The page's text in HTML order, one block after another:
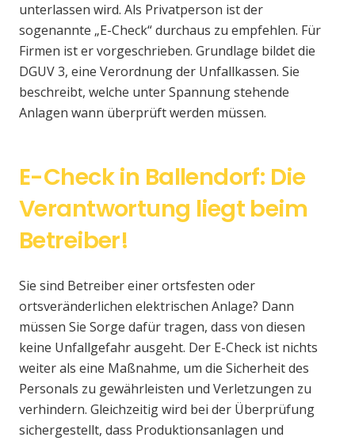
unterlassen wird. Als Privatperson ist der
sogenannte „E-Check“ durchaus zu empfehlen. Für
Firmen ist er vorgeschrieben. Grundlage bildet die
DGUV 3, eine Verordnung der Unfallkassen. Sie
beschreibt, welche unter Spannung stehende
Anlagen wann überprüft werden müssen.
E-Check in Ballendorf: Die
Verantwortung liegt beim
Betreiber!
Sie sind Betreiber einer ortsfesten oder
ortsveränderlichen elektrischen Anlage? Dann
müssen Sie Sorge dafür tragen, dass von diesen
keine Unfallgefahr ausgeht. Der E-Check ist nichts
weiter als eine Maßnahme, um die Sicherheit des
Personals zu gewährleisten und Verletzungen zu
verhindern. Gleichzeitig wird bei der Überprüfung
sichergestellt, dass Produktionsanlagen und